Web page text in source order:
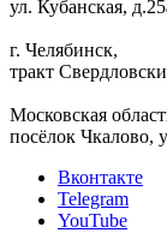
ул. Кубанская,
г. Челябинск,
тракт
Московская
посёлок Чкалово,
Вконтакте
Telegram
YouTube